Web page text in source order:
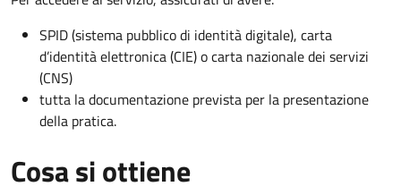
SPID (sistema pubblico di identità digitale), carta
d’identità elettronica (CIE) o carta nazionale dei servizi
(CNS)
tutta la documentazione prevista per la presentazione
della pratica.
Cosa si ottiene